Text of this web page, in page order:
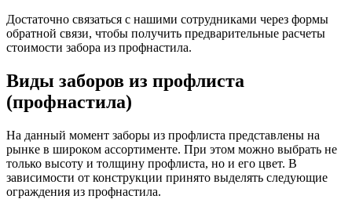
Достаточно связаться с нашими сотрудниками через формы
обратной связи, чтобы получить предварительные расчеты
стоимости забора из профнастила.
Виды заборов из профлиста
(профнастила)
На данный момент заборы из профлиста представлены на
рынке в широком ассортименте. При этом можно выбрать не
только высоту и толщину профлиста, но и его цвет. В
зависимости от конструкции принято выделять следующие
ограждения из профнастила.